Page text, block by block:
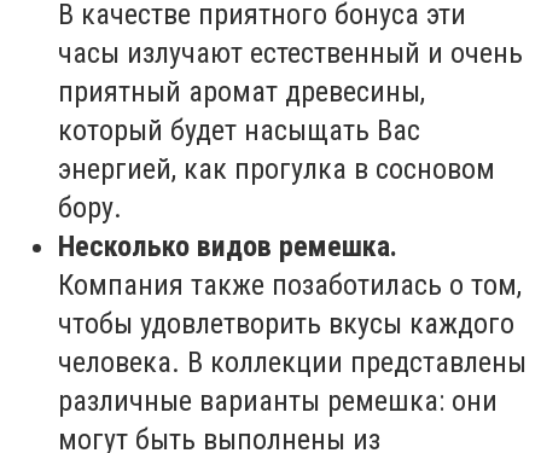
В качестве приятного бонуса эти
часы излучают естественный и очень
приятный аромат древесины,
который будет насыщать Вас
энергией, как прогулка в сосновом
бору.
Несколько видов ремешка.
Компания также позаботилась о том,
чтобы удовлетворить вкусы каждого
человека. В коллекции представлены
различные варианты ремешка: они
могут быть выполнены из